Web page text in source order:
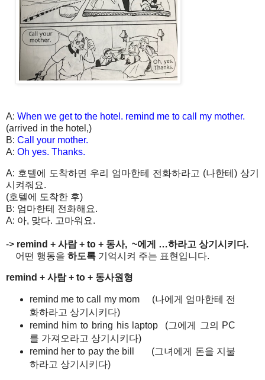
A: When we get to the hotel. remind me to call my mother.
(arrived in the hotel,)
B: Call your mother.
A: Oh yes. Thanks.
A: 호텔에 도착하면 우리 엄마한테 전화하라고 (나한테 ) 상기
시켜줘요.
(호텔에 도착한 후)
B: 엄마한테 전화해요.
A: 아, 맞다. 고마워요.
-> remind + 사람+ to + 동사, ~에게 …하라고 상기시키다.
어떤 행동을 하도록 기억시켜 주는 표현입니다.
remind + 사람+ to + 동사원형
remind me to call my mom (나에게 엄마한테 전
화하라고 상기시키다)
remind him to bring his laptop (그에게 그의
PC
를 가져오라고 상기시키다)
remind her to pay the bill (그녀에게 돈을 지불
하라고 상기시키다)